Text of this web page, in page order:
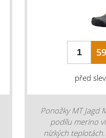
před
Ponožky MT Jagd
podílu merino
nízkých